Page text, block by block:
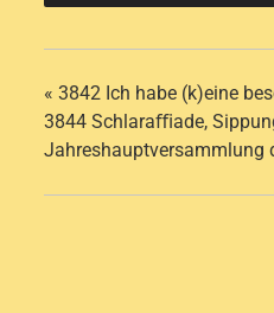
« 3842 Ich habe (k)eine
3844 Schlaraﬃade,
Jahreshauptversammlung